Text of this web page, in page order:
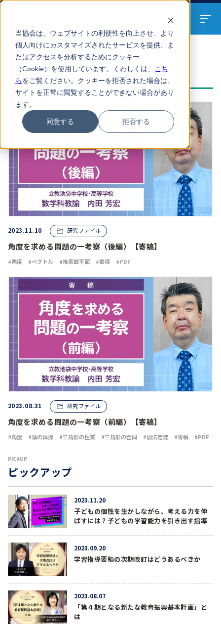
当協会は、ウェブサイトの利便性を向上させ、より
個人向けにカスタマイズされたサービスを提供、ま
たはアクセスを分析するためにクッキー
（Cookie）を使用しています。くわしくは、
こち
らをご覧ください。クッキーを拒否された場合は、
サイトを正常に閲覧することができない場合があり
ます。
同意する 拒否する
ARTICLES
角度の記事一覧
2023.11.10 研究ファイル
角度を求める問題の一考察（後編）【寄稿】
角度 ベクトル 複素数平面 寄稿 PDF
2023.08.31 研究ファイル
角度を求める問題の一考察（前編）【寄稿】
角度 頭の体操 三角形の性質 三角形の合同 加法定理 寄稿 PDF
PICKUP
ピックアップ
2023.11.20
子どもの個性を生かしながら、考える力を伸
ばすには？子どもの学習能力を引き出す指導
2023.09.20
学習指導要領の次期改訂はどうあるべきか
2023.08.07
「第４期となる新たな教育振興基本計画」と
は